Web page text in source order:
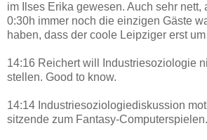
im Ilses Erika gewesen. Auch sehr nett,
0:30h immer noch die einzigen Gäste
haben, dass der coole Leipziger erst
14:16 Reichert will Industriesoziologie
stellen. Good to know.
14:14 Industriesoziologiediskussion
sitzende zum Fantasy-